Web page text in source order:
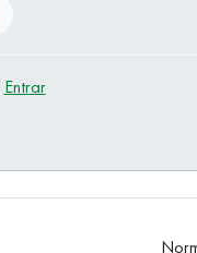
Entrar